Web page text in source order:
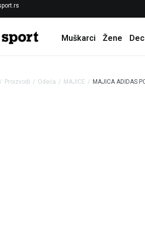
PARTNER ADIDAS
Muškarci Žene
Proizvodi Odeća MAJICE MAJICA ADIDAS